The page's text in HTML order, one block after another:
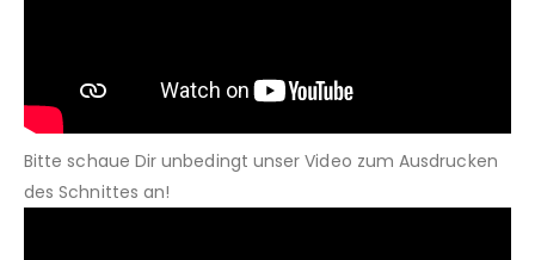
Bitte schaue Dir unbedingt unser Video zum Ausdrucken
des Schnittes an!